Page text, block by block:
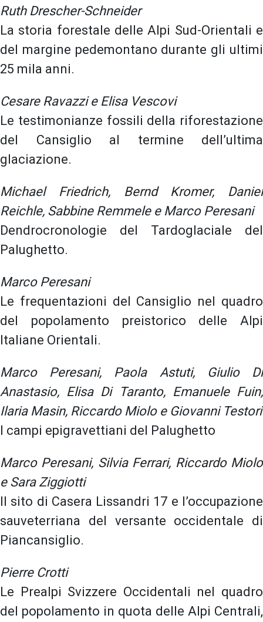
Ruth Drescher-Schneider
La storia forestale delle Alpi Sud-Orientali e
del margine pedemontano durante gli ultimi
25 mila anni.
Cesare Ravazzi e Elisa Vescovi
Le testimonianze fossili della riforestazione
del Cansiglio al termine dell’ultima
glaciazione.
Michael Friedrich, Bernd Kromer, Daniel
Reichle, Sabbine Remmele e Marco Peresani
Dendrocronologie del Tardoglaciale del
Palughetto.
Marco Peresani
Le frequentazioni del Cansiglio nel quadro
del popolamento preistorico delle Alpi
Italiane Orientali.
Marco Peresani, Paola Astuti, Giulio Di
Anastasio, Elisa Di Taranto, Emanuele Fuin,
Ilaria Masin, Riccardo Miolo e Giovanni Testori
I campi epigravettiani del Palughetto
Marco Peresani, Silvia Ferrari, Riccardo Miolo
e Sara Ziggiotti
Il sito di Casera Lissandri 17 e l’occupazione
sauveterriana del versante occidentale di
Piancansiglio.
Pierre Crotti
Le Prealpi Svizzere Occidentali nel quadro
del popolamento in quota delle Alpi Centrali,